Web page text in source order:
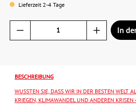
Lieferzeit 2-4 Tage
In
BESCHREIBUNG
WUSSTEN SIE, DASS WIR IN DER BESTEN WELT
KRIEGEN, KLIMAWANDEL UND ANDEREN KRISEN